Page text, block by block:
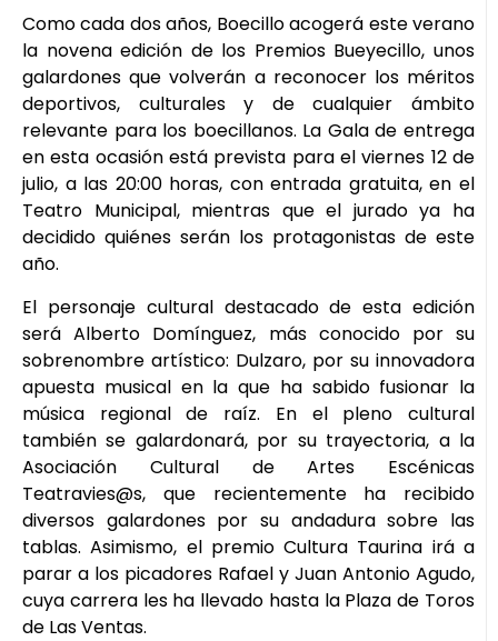
Como cada dos años, Boecillo acogerá este verano
la novena edición de los Premios Bueyecillo, unos
galardones que volverán a reconocer los méritos
deportivos, culturales y de cualquier ámbito
relevante para los boecillanos. La Gala de entrega
en esta ocasión está prevista para el viernes 12 de
julio, a las 20:00 horas, con entrada gratuita, en el
Teatro Municipal, mientras que el jurado ya ha
decidido quiénes serán los protagonistas de este
año.
El personaje cultural destacado de esta edición
será Alberto Domínguez, más conocido por su
sobrenombre artístico: Dulzaro, por su innovadora
apuesta musical en la que ha sabido fusionar la
música regional de raíz. En el pleno cultural
también se galardonará, por su trayectoria, a la
Asociación Cultural de Artes Escénicas
Teatravies@s, que recientemente ha recibido
diversos galardones por su andadura sobre las
tablas. Asimismo, el premio Cultura Taurina irá a
parar a los picadores Rafael y Juan Antonio Agudo,
cuya carrera les ha llevado hasta la Plaza de Toros
de Las Ventas.